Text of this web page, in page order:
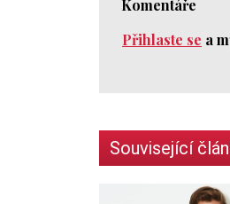
Komentáře
Přihlaste se a
Související